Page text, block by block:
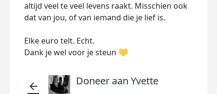
altijd veel te veel levens raakt. Misschien ook
dat van jou, of van iemand die je lief is.
Elke euro telt. Echt.
Dank je wel voor je steun 💛
arrow_back Doneer aan Yvette